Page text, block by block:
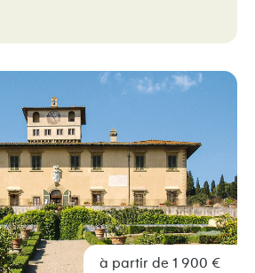
à partir de 1 900 €